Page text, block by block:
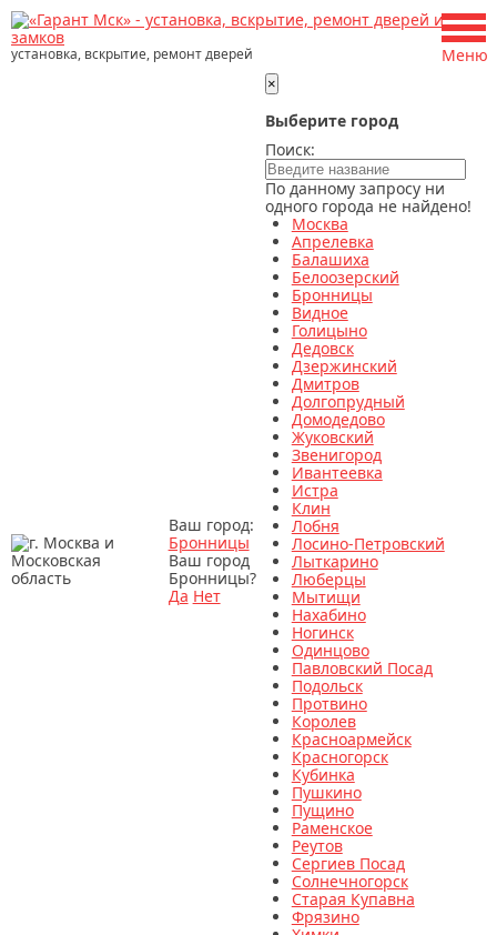
установка, вскрытие, ремонт дверей
Ваш город:
Бронницы
Ваш город
Бронницы?
Да Нет
×
Выберите город
Поиск:
По данному запросу ни
одного города не найдено!
Москва
Апрелевка
Балашиха
Белоозерский
Бронницы
Видное
Голицыно
Дедовск
Дзержинский
Дмитров
Долгопрудный
Домодедово
Жуковский
Звенигород
Ивантеевка
Истра
Клин
Лобня
Лосино-Петровский
Лыткарино
Люберцы
Мытищи
Нахабино
Ногинск
Одинцово
Павловский Посад
Подольск
Протвино
Королев
Красноармейск
Красногорск
Кубинка
Пушкино
Пущино
Раменское
Реутов
Сергиев Посад
Солнечногорск
Старая Купавна
Фрязино
Меню